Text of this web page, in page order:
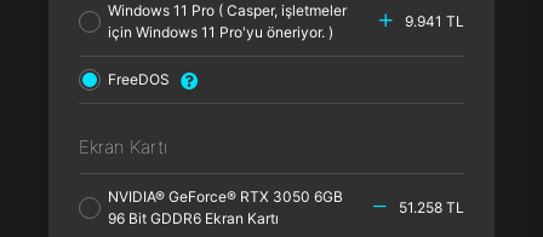
Windows 11 Pro ( Casper, işletmeler
için Windows 11 Pro'yu öneriyor. )
9.941 TL
FreeDOS
Ekran Kartı
NVIDIA® GeForce® RTX 3050 6GB
96 Bit GDDR6 Ekran Kartı
51.258 TL